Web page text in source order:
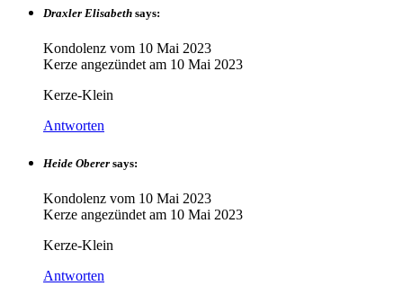
Draxler Elisabeth says:
Kondolenz vom 10 Mai 2023
Kerze angezündet am 10 Mai 2023
Kerze-Klein
Antworten
Heide Oberer says:
Kondolenz vom 10 Mai 2023
Kerze angezündet am 10 Mai 2023
Kerze-Klein
Antworten